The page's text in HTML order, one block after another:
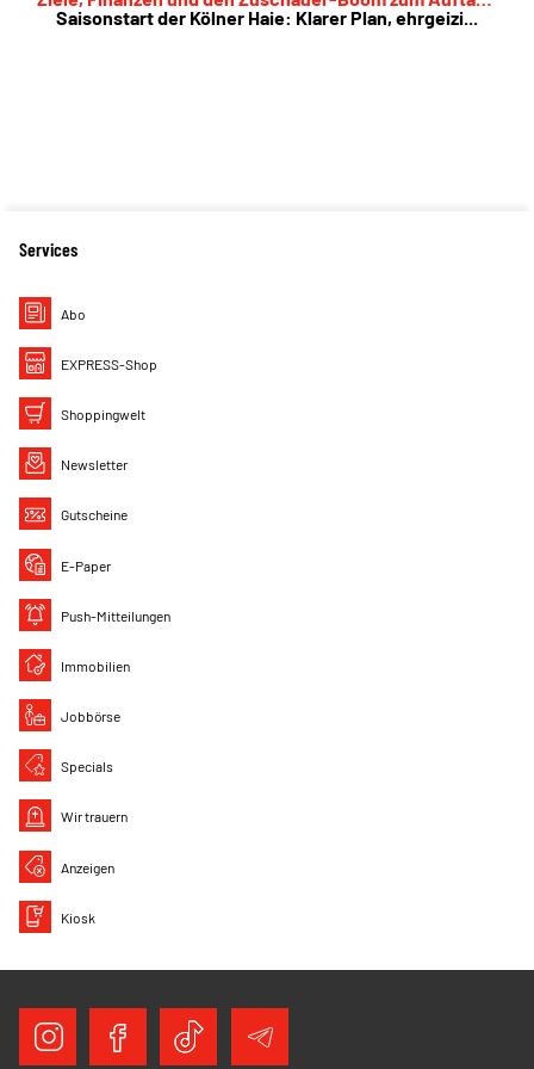
der Spielzeit
Saisonstart der Kölner Haie: Klarer Plan, ehrgeizi...
Services
Abo
EXPRESS-Shop
Shoppingwelt
Newsletter
Gutscheine
E-Paper
Push-Mitteilungen
Immobilien
Jobbörse
Specials
Wir trauern
Anzeigen
Kiosk